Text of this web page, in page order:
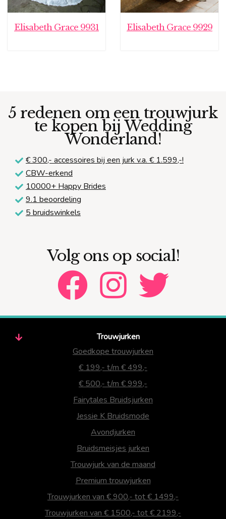
Elisabeth Grace 9931 Elisabeth Grace 9929
5 redenen om een trouwjurk
te kopen bij Wedding
Wonderland!
€ 300,- accessoires bij een jurk v.a. € 1.599,-!
CBW-erkend
10000+ Happy Brides
9.1 beoordeling
5 bruidswinkels
Volg ons op social!
Trouwjurken
Goedkope trouwjurken
€ 199,- t/m € 499,-
€ 500,- t/m € 999,-
Fairytales Bruidsjurken
Jessie K Bruidsmode
Avondjurken
Bruidsmeisjes jurken
Trouwjurk van de maand
Premium trouwjurken
Trouwjurken van € 900,- tot € 1499,-
Trouwjurken van € 1500,- tot € 2199,-